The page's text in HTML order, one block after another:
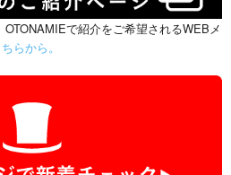
で紹介をご希望されるWEBメ
らから。